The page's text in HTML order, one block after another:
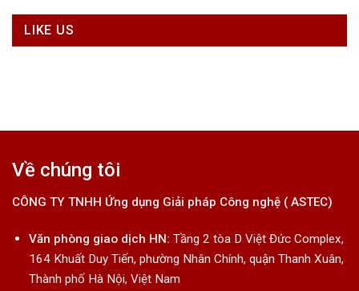
LIKE US
Về chúng tôi
CÔNG TY TNHH Ứng dụng Giải pháp Công nghệ ( ASTEC)
Văn phòng giao dịch HN: Tầng 2 tòa D Việt Đức Complex,
164 Khuất Duy Tiến, phường Nhân Chính, quận Thanh Xuân,
Thành phố Hà Nội, Việt Nam